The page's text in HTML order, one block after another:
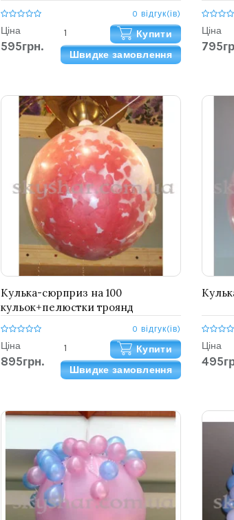
0 відгук(ів)
Ціна
595грн.
Купити
Швидке замовлення
Ціна
Кулька-сюрприз на 100
кульок+пелюстки троянд
0 відгук(ів)
Ціна
895грн.
Купити
Швидке замовлення
Ціна